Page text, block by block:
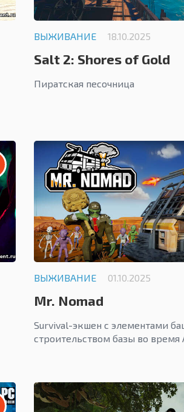
ВЫЖИВАНИЕ 18.10.2025
Salt 2: Shores of Gold
Пиратская песочница
ВЫЖИВАНИЕ 01.10.2025
Mr. Nomad
Survival-экшен с элементами
строительством базы во время